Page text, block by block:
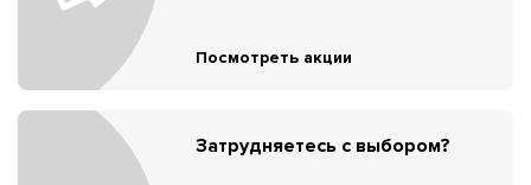
Посмотреть акции
Затрудняетесь с выбором?